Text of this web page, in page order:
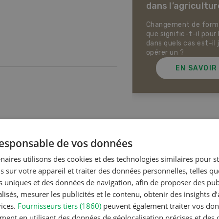
EN SAVOIR PLUS
dans
Changement de
que signifie-t-il pour
dans quels cas est-il
opérer un ?
EN
Articles les plus lues
Production
Noms
en
de vos données
utilisons des cookies et des technologies similaires pour
sur votre appareil et traiter des données personnelles, telles
uniques et des données de navigation, afin de proposer des
mesurer les publicités et le contenu, obtenir des insights
Fournisseurs tiers (1860) peuvent également traiter vos